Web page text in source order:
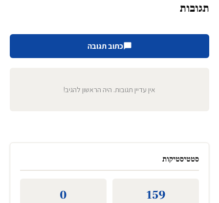
תגובות
כתוב תגובה
אין עדיין תגובות. היה הראשון להגיב!
סטטיסטיקות
159
0